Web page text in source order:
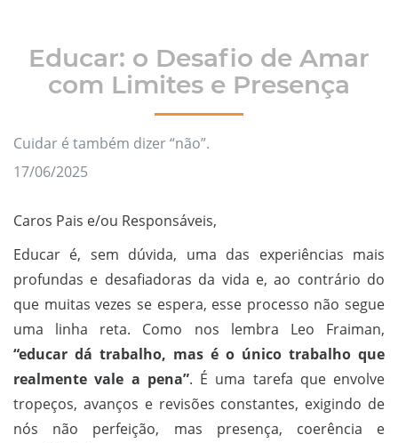
Educar: o Desafio de Amar
com Limites e Presença
Cuidar é também dizer “não”.
17/06/2025
Caros Pais e/ou Responsáveis,
Educar é, sem dúvida, uma das experiências mais
profundas e desafiadoras da vida e, ao contrário do
que muitas vezes se espera, esse processo não segue
uma linha reta. Como nos lembra Leo Fraiman,
“educar dá trabalho, mas é o único trabalho que
realmente vale a pena”. É uma tarefa que envolve
tropeços, avanços e revisões constantes, exigindo de
nós não perfeição, mas presença, coerência e